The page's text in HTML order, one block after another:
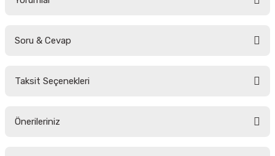
Soru & Cevap
Taksit Seçenekleri
Önerileriniz